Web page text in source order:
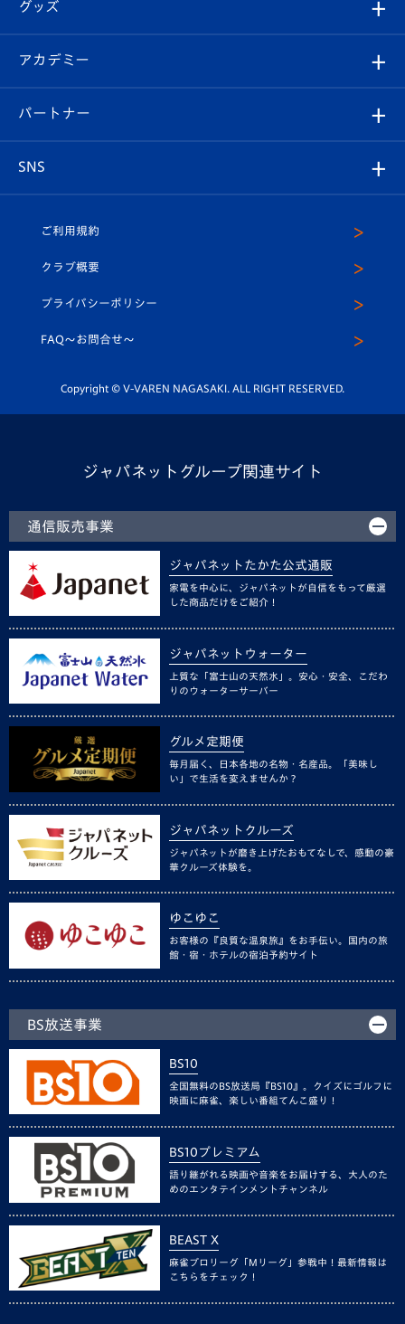
チケット
イベント
メディア
ホームタウン
スタッフプロフィール
マスコット紹介
平和祈念活動
ホームタウン活動
Revive Team
ヴィヴィくんの長崎おもてなしガイド
フォトギャラリー
スタジアムグルメ
V-LOVERS（ファンクラブ）
プレイヤーズスイート
グッズ
オンラインショップ
店舗情報
アカデミー
育成からのお知らせ
U-18
スクール
パートナー
SNS
ヴィヴィくんインスタグラム
公式LINE＠
ご利用規約
クラブ概要
プライバシーポリシー
FAQ〜お問合せ〜
Copyright © V-VAREN NAGASAKI. ALL RIGHT RESERVED.
ジャパネットグループ関連サイト
通信販売事業
ジャパネットたかた公式通販
家電を中心に、ジャパネットが自信をもって厳選
した商品だけをご紹介！
ジャパネットウォーター
上質な「富士山の天然水」。安心・安全、こだわ
りのウォーターサーバー
グルメ定期便
毎月届く、日本各地の名物・名産品。「美味し
い」で生活を変えませんか？
ジャパネットクルーズ
ジャパネットが磨き上げたおもてなしで、感動の豪
華クルーズ体験を。
ゆこゆこ
お客様の『良質な温泉旅』をお手伝い。国内の旅
館・宿・ホテルの宿泊予約サイト
BS放送事業
BS10
全国無料のBS放送局『BS10』。クイズにゴルフに
映画に麻雀、楽しい番組てんこ盛り！
BS10プレミアム
語り継がれる映画や音楽をお届けする、大人のた
めのエンタテインメントチャンネル
BEAST X
麻雀プロリーグ「Mリーグ」参戦中！最新情報は
こちらをチェック！